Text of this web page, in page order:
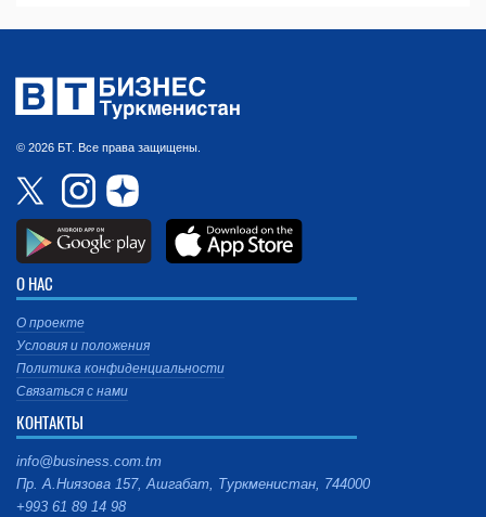
© 2026 БТ. Все права защищены.
О НАС
О проекте
Условия и положения
Политика конфиденциальности
Связаться с нами
КОНТАКТЫ
info@business.com.tm
Пр. А.Ниязова 157, Ашгабат, Туркменистан, 744000
+993 61 89 14 98